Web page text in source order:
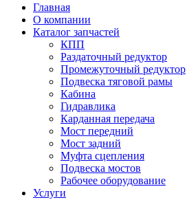
Главная
О компании
Каталог запчастей
КПП
Раздаточный редуктор
Промежуточный редуктор
Подвеска тяговой рамы
Кабина
Гидравлика
Карданная передача
Мост передний
Мост задний
Муфта сцепления
Подвеска мостов
Рабочее оборудование
Услуги